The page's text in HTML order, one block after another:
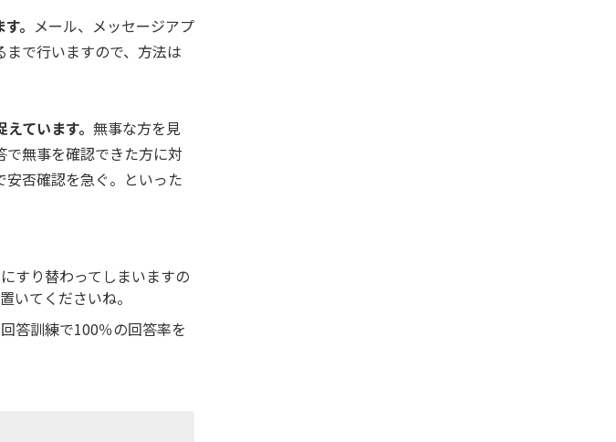
。 メール、メッセージアプ
で行いますので、方法は
ています。 無事な方を見
無事を確認できた方に対
否確認を急ぐ。といった
すり替わってしまいますの
いてくださいね。
答訓練で100％の回答率を